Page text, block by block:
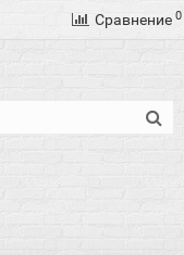
Сравнение 0